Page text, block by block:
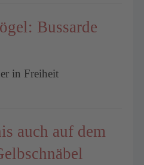
Bussarde
in Freiheit
auch auf dem